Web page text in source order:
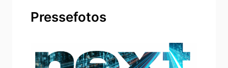
Pressefotos